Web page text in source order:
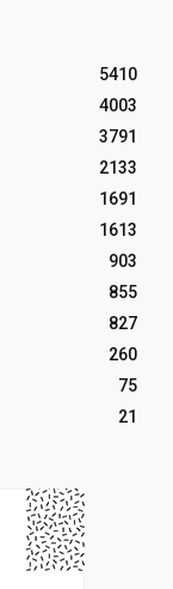
5410
4003
3791
2133
1691
1613
903
855
827
260
75
21